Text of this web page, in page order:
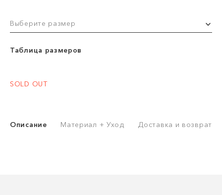
Выберите размер
Таблица размеров
SOLD OUT
Описание Материал + Уход Доставка и возврат